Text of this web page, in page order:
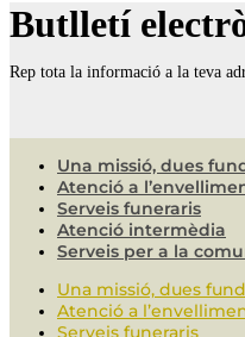
Butlletí
Rep tota la informació a la teva
Una missió, dues
Atenció a
Serveis funeraris
Atenció intermèdia
Serveis per a la
Una missió, dues
Atenció a
Serveis funeraris